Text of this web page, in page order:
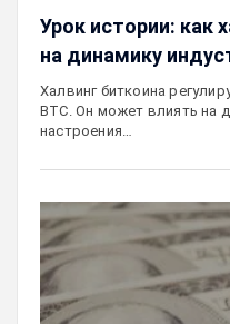
Урок истории: как
на динамику
Халвинг биткоина
BTC. Он может влиять на
настроения…